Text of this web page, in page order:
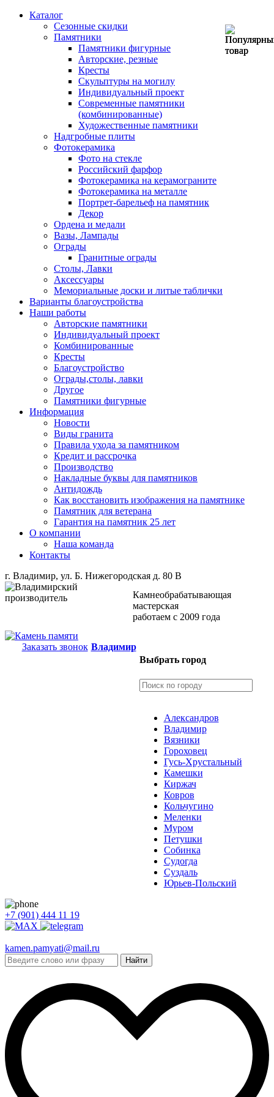
Каталог
Сезонные скидки
Памятники
Памятники фигурные
Авторские, резные
Кресты
Скульптуры на могилу
Индивидуальный проект
Современные памятники
(комбинированные)
Художественные памятники
Надгробные плиты
Фотокерамика
Фото на стекле
Российский фарфор
Фотокерамика на керамограните
Фотокерамика на металле
Портрет-барельеф на памятник
Декор
Ордена и медали
Вазы, Лампады
Ограды
Гранитные ограды
Столы, Лавки
Аксессуары
Мемориальные доски и литые таблички
Варианты благоустройства
Наши работы
Авторские памятники
Индивидуальный проект
Комбинированные
Кресты
Благоустройство
Ограды,столы, лавки
Другое
Памятники фигурные
Информация
Новости
Виды гранита
Правила ухода за памятником
Кредит и рассрочка
Производство
Накладные буквы для памятников
Антидождь
Как восстановить изображения на памятнике
Памятник для ветерана
Гарантия на памятник 25 лет
О компании
Наша команда
Контакты
г. Владимир, ул. Б. Нижегородская д. 80 В
Камнеобрабатывающая
мастерская
работаем с 2009 года
Заказать звонок Владимир
Выбрать город
Александров
Владимир
Вязники
Гороховец
Гусь-Хрустальный
Камешки
Киржач
Ковров
Кольчугино
Меленки
Муром
Петушки
Собинка
Судогда
Суздаль
Юрьев-Польский
+7 (901) 444 11 19
kamen.pamyati@mail.ru